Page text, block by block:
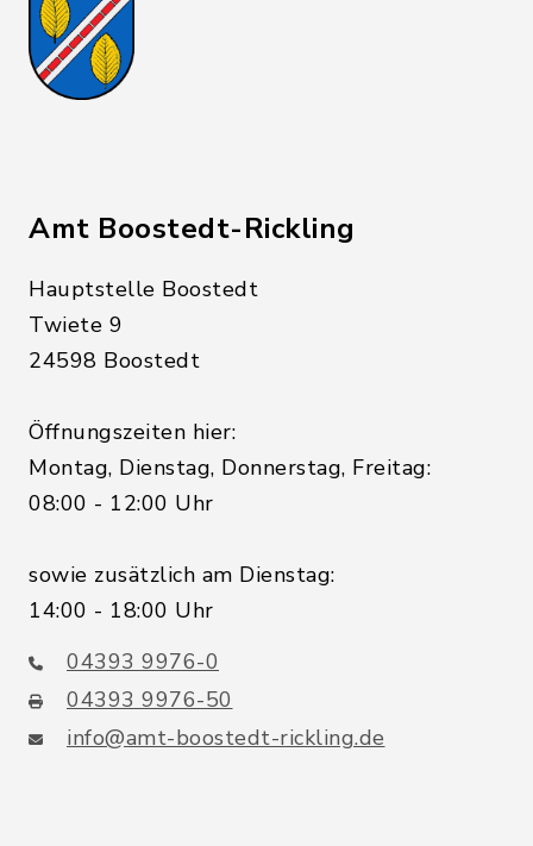
Amt Boostedt-Rickling
Hauptstelle Boostedt
Twiete 9
24598 Boostedt
Öffnungszeiten hier:
Montag, Dienstag, Donnerstag, Freitag:
08:00 - 12:00 Uhr
sowie zusätzlich am Dienstag:
14:00 - 18:00 Uhr
04393 9976-0
04393 9976-50
info@amt-boostedt-rickling.de